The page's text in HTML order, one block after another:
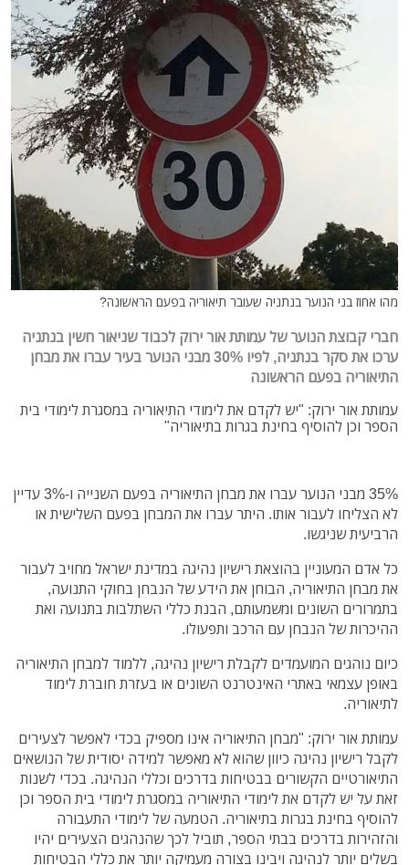
מהו אחוז בני הנוער בנתניה שעובר תיאוריה בפעם הראשונה?
חברי קבוצת הנוער של עמותת אור ירוק לכבוד שניאור חשין בנתניה
ערכו את סקר בנתניה, לפיו 30% מבני הנוער בעיר עברו את מבחן
התיאוריה בפעם הראשונה
עמותת אור ירוק: "יש לקדם את לימודי התיאוריה במסגרת לימודי בית
הספר וכן להוסיף בחינת בגרות בתיאוריה"
35% מבני הנוער עברו את מבחן התיאוריה בפעם השנייה ו-3% עדיין
לא הצליחו לעבור אותו. היתר עברו את המבחן בפעם השלישית או
הרביעית שניגשו.
כל אדם המעוניין בהוצאת רישיון נהיגה במדינת ישראל מחויב לעבור
את מבחן התיאוריה, הבוחן את הידע של הנבחן בחוקי התנועה,
בתמרורים השונים ומשמעותם, הבנת כללי השתלבות בתנועה ואת
ההיכרות של הנבחן עם הרכב ותפעולו.
כיום נוהגים המועמדים לקבלת רישיון נהיגה, ללמוד למבחן התיאוריה
באופן עצמאי באתרי האינטרנט השונים או בעזרת חוברת לימוד
לתיאוריה.
עמותת אור ירוק: "מבחן התיאוריה אינו מספיק בכדי לאפשר לצעירים
לקבל רישיון נהיגה כיוון שהוא לא מאפשר למידה יסודית של הנושאים
התיאורטיים הקשורים בבטיחות בדרכים וכללי הנהיגה. בכדי לשנות
זאת על יש לקדם את לימודי התיאוריה במסגרת לימודי בית הספר וכן
להוסיף בחינת בגרות בתיאוריה. הטמעה של לימודי התעבורה
והזהירות בדרכים בבתי הספר, תוביל לכך שהנהגים הצעירים יהיו
בשלים יותר לנהיגה ויבינו בצורה מעמיקה יותר את כללי הבטיחות